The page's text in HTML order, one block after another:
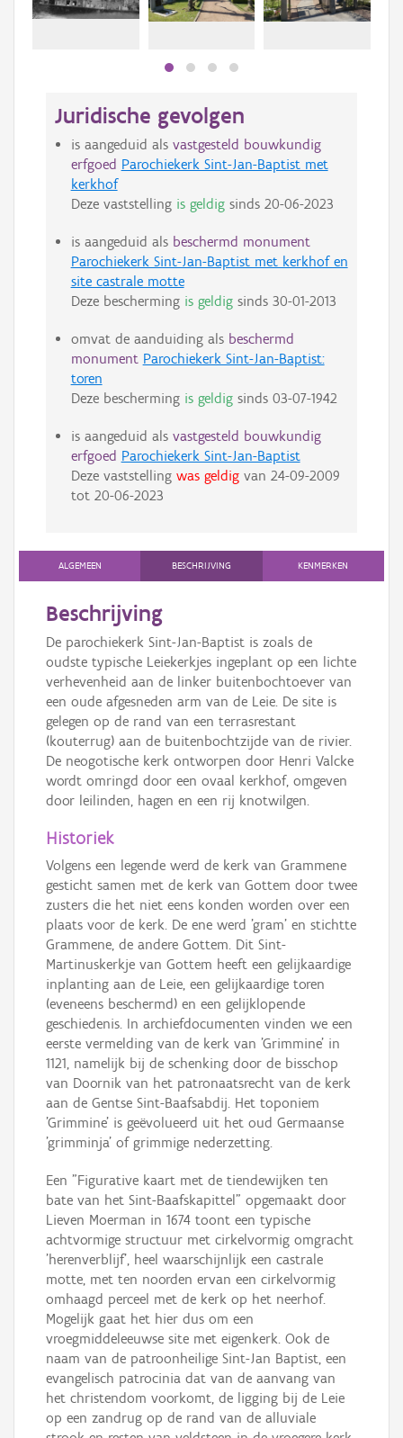
Juridische gevolgen
is aangeduid als vastgesteld bouwkundig
erfgoed Parochiekerk Sint-Jan-Baptist met
kerkhof
Deze vaststelling is geldigsinds 20-06-2023
is aangeduid als beschermd monument
Parochiekerk Sint-Jan-Baptist met kerkhof en
site castrale motte
Deze bescherming is geldigsinds 30-01-2013
omvat de aanduiding als beschermd
monument Parochiekerk Sint-Jan-Baptist:
toren
Deze bescherming is geldigsinds 03-07-1942
is aangeduid als vastgesteld bouwkundig
erfgoed Parochiekerk Sint-Jan-Baptist
Deze vaststelling was geldigvan 24-09-2009
tot 20-06-2023
ALGEMEEN BESCHRIJVING KENMERKEN
Beschrijving
De parochiekerk Sint-Jan-Baptist is zoals de
oudste typische Leiekerkjes ingeplant op een lichte
verhevenheid aan de linker buitenbochtoever van
een oude afgesneden arm van de Leie. De site is
gelegen op de rand van een terrasrestant
(kouterrug) aan de buitenbochtzijde van de rivier.
De neogotische kerk ontworpen door Henri Valcke
wordt omringd door een ovaal kerkhof, omgeven
door leilinden, hagen en een rij knotwilgen.
Historiek
Volgens een legende werd de kerk van Grammene
gesticht samen met de kerk van Gottem door twee
zusters die het niet eens konden worden over een
plaats voor de kerk. De ene werd 'gram' en stichtte
Grammene, de andere Gottem. Dit Sint-
Martinuskerkje van Gottem heeft een gelijkaardige
inplanting aan de Leie, een gelijkaardige toren
(eveneens beschermd) en een gelijklopende
geschiedenis. In archiefdocumenten vinden we een
eerste vermelding van de kerk van 'Grimmine' in
1121, namelijk bij de schenking door de bisschop
van Doornik van het patronaatsrecht van de kerk
aan de Gentse Sint-Baafsabdij. Het toponiem
'Grimmine' is geëvolueerd uit het oud Germaanse
'grimminja' of grimmige nederzetting.
Een "Figurative kaart met de tiendewijken ten
bate van het Sint-Baafskapittel" opgemaakt door
Lieven Moerman in 1674 toont een typische
achtvormige structuur met cirkelvormig omgracht
'herenverblijf', heel waarschijnlijk een castrale
motte, met ten noorden ervan een cirkelvormig
omhaagd perceel met de kerk op het neerhof.
Mogelijk gaat het hier dus om een
vroegmiddeleeuwse site met eigenkerk. Ook de
naam van de patroonheilige Sint-Jan Baptist, een
evangelisch patrocinia dat van de aanvang van
het christendom voorkomt, de ligging bij de Leie
op een zandrug op de rand van de alluviale